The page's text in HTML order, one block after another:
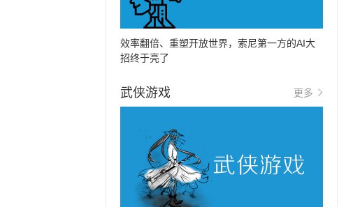
效率翻倍、重塑开放世界，索尼第一方的AI大
招终于亮了
武侠游戏 更多